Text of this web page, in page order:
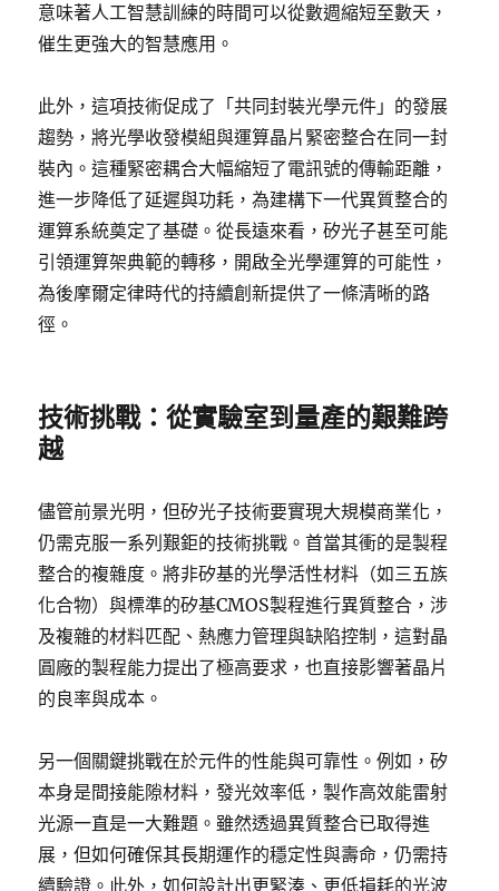
意味著人工智慧訓練的時間可以從數週縮短至數天，
催生更強大的智慧應用。
此外，這項技術促成了「共同封裝光學元件」的發展
趨勢，將光學收發模組與運算晶片緊密整合在同一封
裝內。這種緊密耦合大幅縮短了電訊號的傳輸距離，
進一步降低了延遲與功耗，為建構下一代異質整合的
運算系統奠定了基礎。從長遠來看，矽光子甚至可能
引領運算架典範的轉移，開啟全光學運算的可能性，
為後摩爾定律時代的持續創新提供了一條清晰的路
徑。
技術挑戰：從實驗室到量產的艱難跨
越
儘管前景光明，但矽光子技術要實現大規模商業化，
仍需克服一系列艱鉅的技術挑戰。首當其衝的是製程
整合的複雜度。將非矽基的光學活性材料（如三五族
化合物）與標準的矽基CMOS製程進行異質整合，涉
及複雜的材料匹配、熱應力管理與缺陷控制，這對晶
圓廠的製程能力提出了極高要求，也直接影響著晶片
的良率與成本。
另一個關鍵挑戰在於元件的性能與可靠性。例如，矽
本身是間接能隙材料，發光效率低，製作高效能雷射
光源一直是一大難題。雖然透過異質整合已取得進
展，但如何確保其長期運作的穩定性與壽命，仍需持
續驗證。此外，如何設計出更緊湊、更低損耗的光波